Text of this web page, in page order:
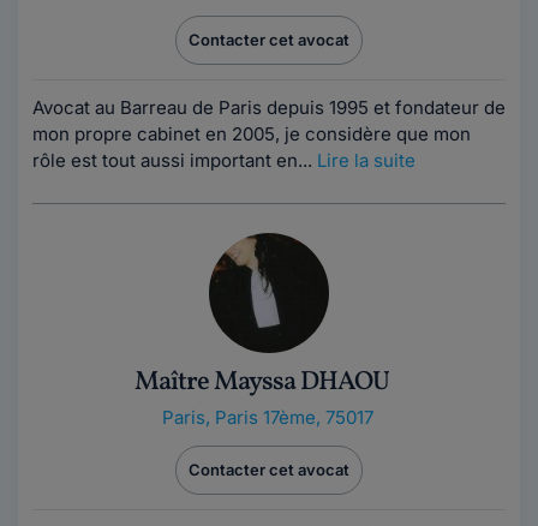
Contacter cet avocat
Avocat au Barreau de Paris depuis 1995 et fondateur de
mon propre cabinet en 2005, je considère que mon
rôle est tout aussi important en... Lire la suite
Maître Mayssa DHAOU
Paris, Paris 17ème, 75017
Contacter cet avocat